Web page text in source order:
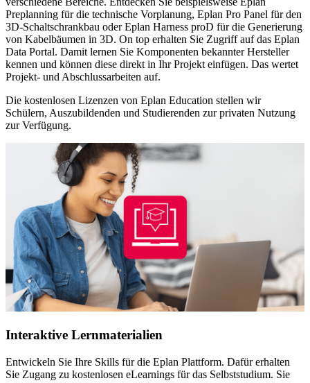
Preplanning für die technische Vorplanung, Eplan Pro Panel für den
3D-Schaltschrankbau oder Eplan Harness proD für die Generierung
von Kabelbäumen in 3D. On top erhalten Sie Zugriff auf das Eplan
Data Portal. Damit lernen Sie Komponenten bekannter Hersteller
kennen und können diese direkt in Ihr Projekt einfügen. Das wertet
Projekt- und Abschlussarbeiten auf.
Die kostenlosen Lizenzen von Eplan Education stellen wir
Schülern, Auszubildenden und Studierenden zur privaten Nutzung
zur Verfügung.
Interaktive Lernmaterialien
Entwickeln Sie Ihre Skills für die Eplan Plattform. Dafür erhalten
Sie Zugang zu kostenlosen eLearnings für das Selbststudium. Sie